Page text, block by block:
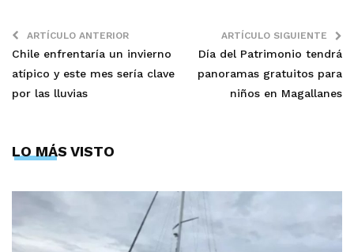
ARTÍCULO ANTERIOR
Chile enfrentaría un invierno
atípico y este mes sería clave
por las lluvias
ARTÍCULO SIGUIENTE
Día del Patrimonio tendrá
panoramas gratuitos para
niños en Magallanes
LO MÁS VISTO